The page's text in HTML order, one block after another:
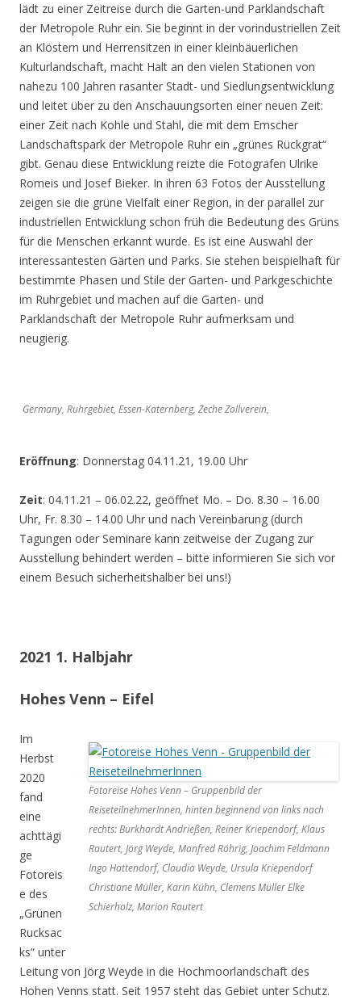
lädt zu einer Zeitreise durch die Garten-und Parklandschaft
der Metropole Ruhr ein. Sie beginnt in der vorindustriellen Zeit
an Klöstern und Herrensitzen in einer kleinbäuerlichen
Kulturlandschaft, macht Halt an den vielen Stationen von
nahezu 100 Jahren rasanter Stadt- und Siedlungsentwicklung
und leitet über zu den Anschauungsorten einer neuen Zeit:
einer Zeit nach Kohle und Stahl, die mit dem Emscher
Landschaftspark der Metropole Ruhr ein „grünes Rückgrat“
gibt. Genau diese Entwicklung reizte die Fotografen Ulrike
Romeis und Josef Bieker. In ihren 63 Fotos der Ausstellung
zeigen sie die grüne Vielfalt einer Region, in der parallel zur
industriellen Entwicklung schon früh die Bedeutung des Grüns
für die Menschen erkannt wurde. Es ist eine Auswahl der
interessantesten Gärten und Parks. Sie stehen beispielhaft für
bestimmte Phasen und Stile der Garten- und Parkgeschichte
im Ruhrgebiet und machen auf die Garten- und
Parklandschaft der Metropole Ruhr aufmerksam und
neugierig.
Germany, Ruhrgebiet, Essen-Katernberg, Zeche Zollverein,
Eröffnung: Donnerstag 04.11.21, 19.00 Uhr
Zeit: 04.11.21 – 06.02.22, geöffnet Mo. – Do. 8.30 – 16.00
Uhr, Fr. 8.30 – 14.00 Uhr und nach Vereinbarung (durch
Tagungen oder Seminare kann zeitweise der Zugang zur
Ausstellung behindert werden – bitte informieren Sie sich vor
einem Besuch sicherheitshalber bei uns!)
2021 1. Halbjahr
Hohes Venn – Eifel
Fotoreise Hohes Venn – Gruppenbild der
ReiseteilnehmerInnen, hinten beginnend von links nach
rechts: Burkhardt Andrießen, Reiner Kriependorf, Klaus
Rautert, Jörg Weyde, Manfred Röhrig, Joachim Feldmann
Ingo Hattendorf, Claudia Weyde, Ursula Kriependorf
Christiane Müller, Karin Kühn, Clemens Müller Elke
Schierholz, Marion Rautert
Im
Herbst
2020
fand
eine
achttägi
ge
Fotoreis
e des
„Grünen
Rucksac
ks“ unter
Leitung von Jörg Weyde in die Hochmoorlandschaft des
Hohen Venns statt. Seit 1957 steht das Gebiet unter Schutz.